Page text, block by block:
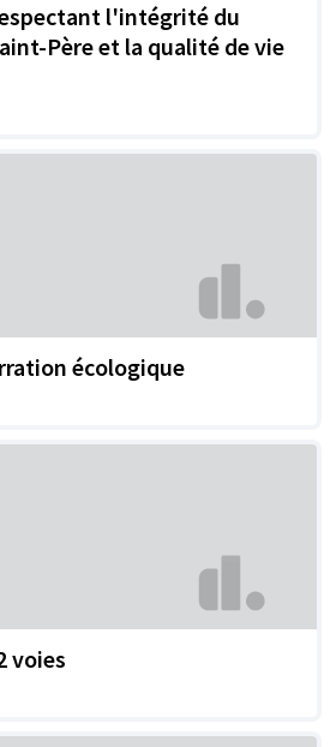
l'intégrité du
Père et la qualité de vie
écologique
voies